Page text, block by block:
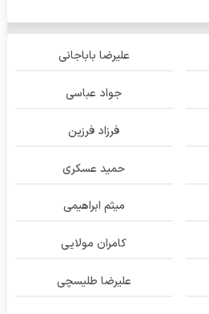
علیرضا باباجانی
جواد عباسی
فرزاد فرزین
حمید عسکری
میثم ابراهیمی
کامران مولایی
علیرضا طلیسچی